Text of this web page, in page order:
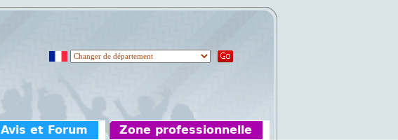
Avis et Forum Zone professionnelle